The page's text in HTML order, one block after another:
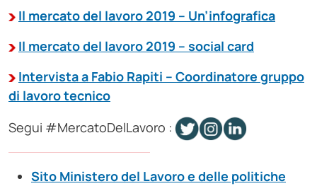
Il mercato del lavoro 2019 – Un’infografica
Il mercato del lavoro 2019 – social card
Intervista a Fabio Rapiti – Coordinatore gruppo
di lavoro tecnico
Segui #MercatoDelLavoro :
Sito Ministero del Lavoro e delle politiche